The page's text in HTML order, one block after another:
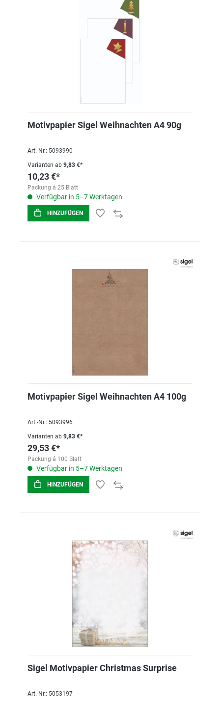
Motivpapier Sigel Weihnachten A4 90g
Art.-Nr.: 5093990
Varianten ab 9,83 €*
10,23 €*
Packung á 25 Blatt
Verfügbar in 5–7 Werktagen
HINZUFÜGEN
Motivpapier Sigel Weihnachten A4 100g
Art.-Nr.: 5093996
Varianten ab 9,83 €*
29,53 €*
Packung á 100 Blatt
Verfügbar in 5–7 Werktagen
HINZUFÜGEN
Sigel Motivpapier Christmas Surprise
Art.-Nr.: 5053197